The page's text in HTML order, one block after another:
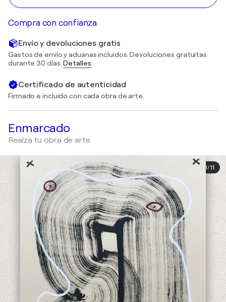
Compra con confianza
Envío y devoluciones gratis
Gastos de envío y aduanas incluidos. Devoluciones gratuitas
durante 30 días.Detalles
Certificado de autenticidad
Firmado e incluido con cada obra de arte.
Enmarcado
Realza tu obra de arte
1/11